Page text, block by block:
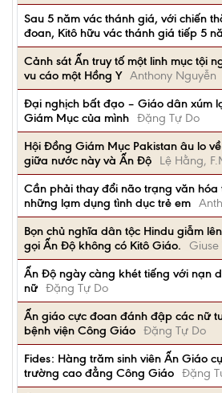
Sau 5 năm vác thánh giá, với chiến
đoan, Kitô hữu vác thánh giá tiếp 5
Cảnh sát Ấn truy tố một linh mục tội
vu cáo một Hồng Y Anthony Nguyễn
Đại nghịch bất đạo – Giáo dân xúm
Giám Mục của mình Đặng Tự Do
Hội Đồng Giám Mục Pakistan âu lo
giữa nước này và Ấn Độ
Lệ Hằng,
Cần phải thay đổi não trạng văn hóa
những lạm dụng tình dục trẻ em
Bọn chủ nghĩa dân tộc Hindu giẫm
gọi Ấn Độ không có Kitô Giáo.
Ấn Độ ngày càng khét tiếng với nạn
nữ Đặng Tự Do
Ấn giáo cực đoan đánh đập các nữ
bệnh viện Công Giáo Đặng Tự Do
Fides: Hàng trăm sinh viên Ấn Giáo
trường cao đẳng Công Giáo Đặng